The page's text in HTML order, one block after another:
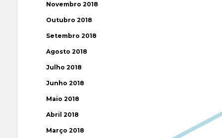
Novembro 2018
Outubro 2018
Setembro 2018
Agosto 2018
Julho 2018
Junho 2018
Maio 2018
Abril 2018
Março 2018